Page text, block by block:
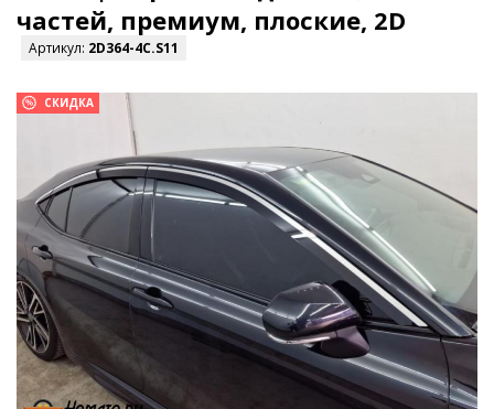
частей, премиум, плоские, 2D
Артикул: 2D364-4C.S11
СКИДКА